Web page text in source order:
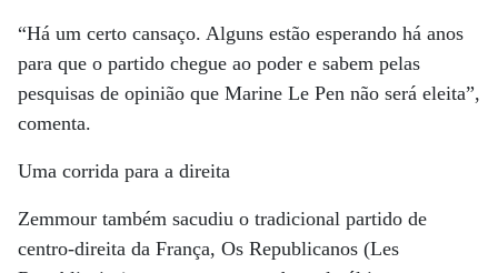
“Há um certo cansaço. Alguns estão esperando há anos
para que o partido chegue ao poder e sabem pelas
pesquisas de opinião que Marine Le Pen não será eleita”,
comenta.
Uma corrida para a direita
Zemmour também sacudiu o tradicional partido de
centro-direita da França, Os Republicanos (Les